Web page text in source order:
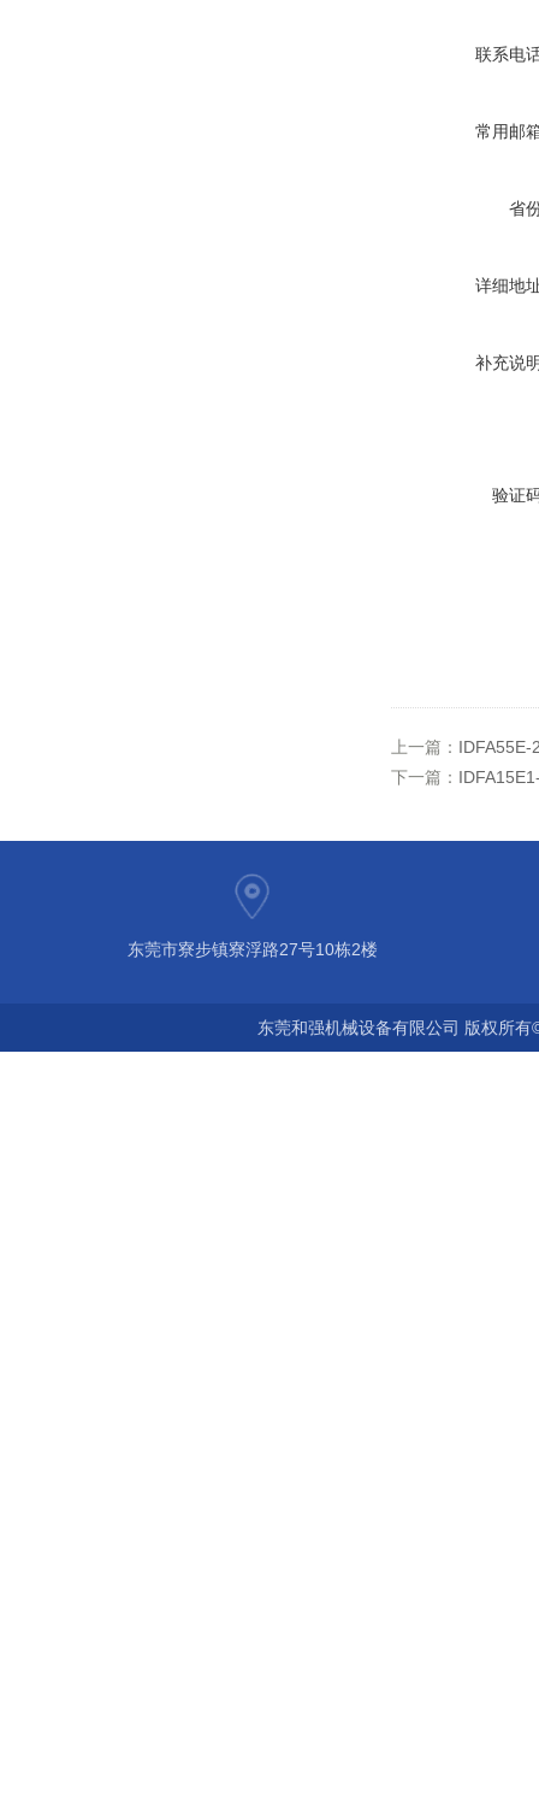
联系电
常用邮
省
详细地
补充说
验证
上一篇： IDFA55E-
下一篇：
东莞市寮步镇寮浮路27号10栋2楼
东莞和强机械设备有限公司 版权所